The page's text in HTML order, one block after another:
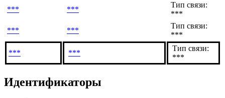
***
***
Тип связи:
***
***
***
Тип связи:
***
*** ***
Тип связи:
***
Идентификаторы